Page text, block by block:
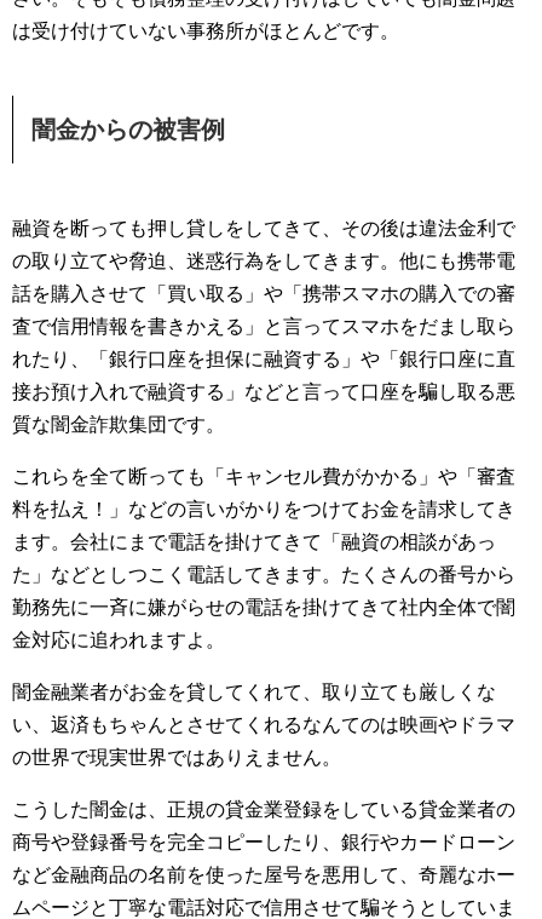
は受け付けていない事務所がほとんどです。
闇金からの被害例
融資を断っても押し貸しをしてきて、その後は違法金利で
の取り立てや脅迫、迷惑行為をしてきます。他にも携帯電
話を購入させて「買い取る」や「携帯スマホの購入での審
査で信用情報を書きかえる」と言ってスマホをだまし取ら
れたり、「銀行口座を担保に融資する」や「銀行口座に直
接お預け入れで融資する」などと言って口座を騙し取る悪
質な闇金詐欺集団です。
これらを全て断っても「キャンセル費がかかる」や「審査
料を払え！」などの言いがかりをつけてお金を請求してき
ます。会社にまで電話を掛けてきて「融資の相談があっ
た」などとしつこく電話してきます。たくさんの番号から
勤務先に一斉に嫌がらせの電話を掛けてきて社内全体で闇
金対応に追われますよ。
闇金融業者がお金を貸してくれて、取り立ても厳しくな
い、返済もちゃんとさせてくれるなんてのは映画やドラマ
の世界で現実世界ではありえません。
こうした闇金は、正規の貸金業登録をしている貸金業者の
商号や登録番号を完全コピーしたり、銀行やカードローン
など金融商品の名前を使った屋号を悪用して、奇麗なホー
ムページと丁寧な電話対応で信用させて騙そうとしていま